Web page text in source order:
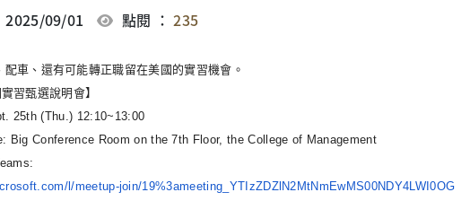
2025/09/01 點閱 ：235
車、還有可能轉正職留在美國的實習機會。
習甄選說明會】
25th (Thu.) 12:10~13:00
Big Conference Room on the 7th Floor, the College of Management
l/meetup-join/19%3ameeting_ YTIzZDZlN2MtNmEwMS00NDY4LWI0OG